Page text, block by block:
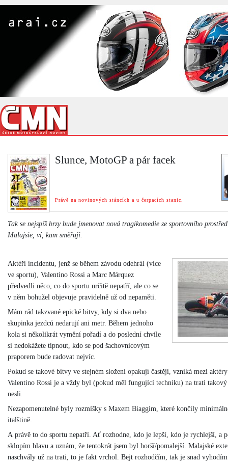
Slunce, MotoGP a pár facek
Právě na novinových stáncích a u čerpacích stanic.
Tak se nejspíš brzy bude jmenovat nová tragikomedie ze sportovního
Malajsie, ví, kam směřuji.
Aktéři incidentu, jenž se během závodu odehrál (více
ve sportu), Valentino Rossi a Marc Márquez
předvedli něco, co do sportu určitě nepatří, ale co se
v něm bohužel objevuje pravidelně už od nepaměti.
Mám rád takzvané epické bitvy, kdy si dva nebo
skupinka jezdců nedarují ani metr. Během jednoho
kola si několikrát vymění pořadí a do poslední chvíle
si nedokážete tipnout, kdo se pod šachovnicovým
praporem bude radovat nejvíc.
Pokud se takové bitvy ve stejném složení opakují častěji, vzniká mezi
Valentino Rossi je a vždy byl (pokud měl fungující techniku) na trati
nesli.
Nezapomenutelné byly rozmíšky s Maxem Biaggim, které končily
italštině.
A právě to do sportu nepatří. Ať rozhodne, kdo je lepší, kdo je rychlejší, a
sklopím hlavu a uznám, že tentokrát jsem byl horší/pomalejší. Malajské
naschvály už na trati, to je fakt vrchol. Bejt rozhodčím, tak je snad